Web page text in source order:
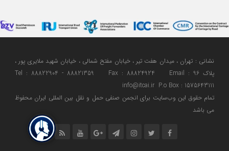
نشانی : تهران ، میدان هفت تیر ، خیابان مفتح شمالی ، خیابان شهید ملایری پور ،
پلاک 96 Tel : 88822904 - 88821359 Fax : 88824924 Email :
info@itcai.ir P.o Box : 1575643111
تمام حقوق اين وب‌سايت برای انجمن صنفی حمل و نقل بین المللی ایران محفوظ
می باشد